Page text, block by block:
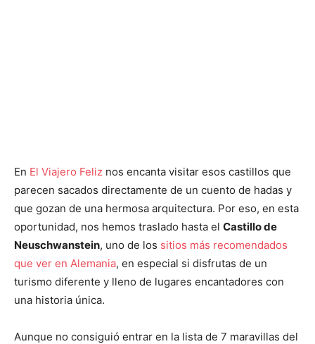
En El Viajero Feliz nos encanta visitar esos castillos que
parecen sacados directamente de un cuento de hadas y
que gozan de una hermosa arquitectura. Por eso, en esta
oportunidad, nos hemos traslado hasta el Castillo de
Neuschwanstein, uno de los sitios más recomendados
que ver en Alemania, en especial si disfrutas de un
turismo diferente y lleno de lugares encantadores con
una historia única.
Aunque no consiguió entrar en la lista de 7 maravillas del